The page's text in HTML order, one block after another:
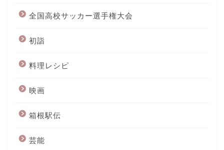
全国高校サッカー選手権大会
初詣
料理レシピ
映画
箱根駅伝
芸能